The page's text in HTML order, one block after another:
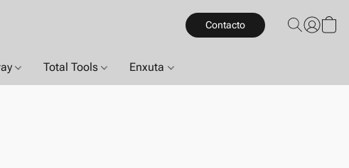
Contacto
Total Tools Enxuta